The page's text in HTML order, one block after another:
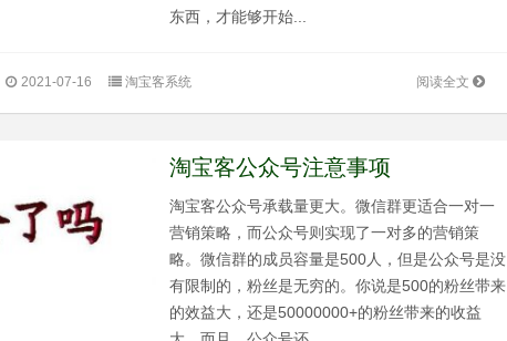
东西，才能够开始...
阅读全文
2021-07-16 淘宝客系统
淘宝客公众号注意事项
淘宝客公众号承载量更大。微信群更适合一对一
营销策略，而公众号则实现了一对多的营销策
略。微信群的成员容量是500人，但是公众号是没
有限制的，粉丝是无穷的。你说是500的粉丝带来
的效益大，还是50000000+的粉丝带来的收益